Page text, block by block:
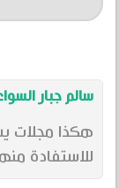
سالم جبار
هكذا مجلات
للاستفادة